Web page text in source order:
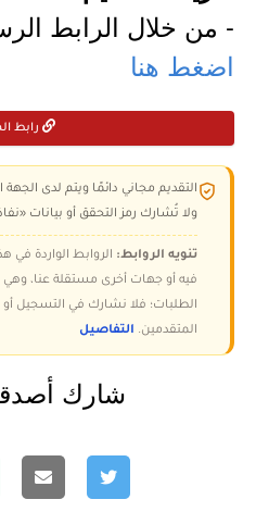
- من خلال الرابط
اضغط هنا
رابط
التقديم مجاني دائمًا ويتم لدى
ولا تُشارك رمز التحقق أو بيانات
تنويه الروابط: الروابط الواردة في
فيه أو جهات أخرى مستقلة عنا،
الطلبات؛ فلا نشارك في التسجيل أو
المتقدمين. التفاصيل
شارك